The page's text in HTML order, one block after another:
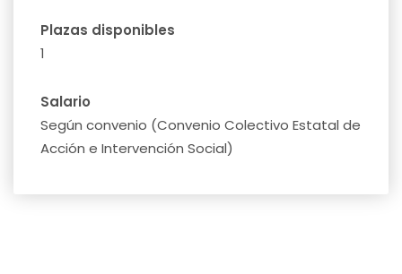
Plazas disponibles
1
Salario
Según convenio (Convenio Colectivo Estatal de
Acción e Intervención Social)